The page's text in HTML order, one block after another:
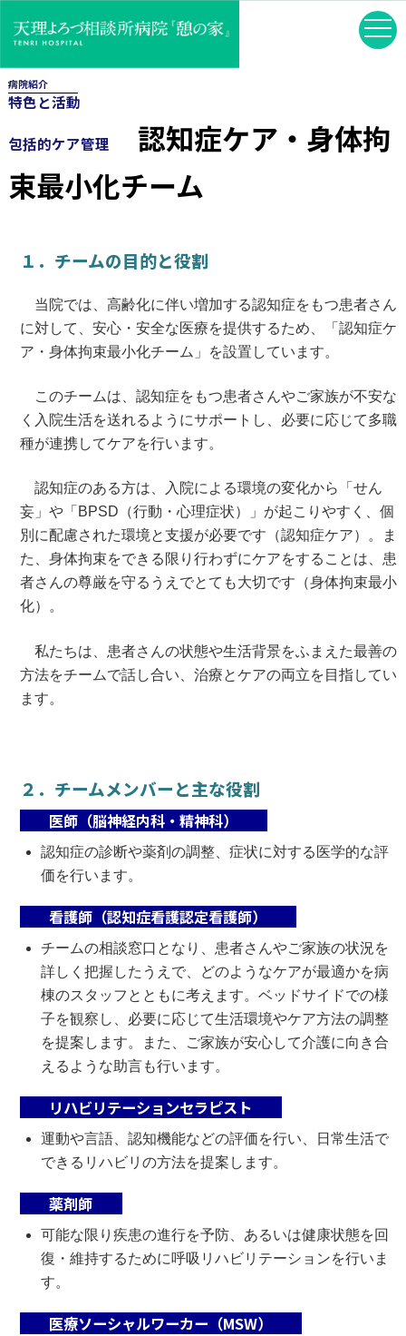
病院紹介
特色と活動
包括的ケア管理
認知症ケア・身体拘
束最小化チーム
１．チームの目的と役割
当院では、高齢化に伴い増加する認知症をもつ患者さん
に対して、安心・安全な医療を提供するため、「認知症ケ
ア・身体拘束最小化チーム」を設置しています。
このチームは、認知症をもつ患者さんやご家族が不安な
く入院生活を送れるようにサポートし、必要に応じて多職
種が連携してケアを行います。
認知症のある方は、入院による環境の変化から「せん
妄」や「BPSD（行動・心理症状）」が起こりやすく、個
別に配慮された環境と支援が必要です（認知症ケア）。ま
た、身体拘束をできる限り行わずにケアをすることは、患
者さんの尊厳を守るうえでとても大切です（身体拘束最小
化）。
私たちは、患者さんの状態や生活背景をふまえた最善の
方法をチームで話し合い、治療とケアの両立を目指してい
ます。
２．チームメンバーと主な役割
医師（脳神経内科・精神科）
認知症の診断や薬剤の調整、症状に対する医学的な評
価を行います。
看護師（認知症看護認定看護師）
チームの相談窓口となり、患者さんやご家族の状況を
詳しく把握したうえで、どのようなケアが最適かを病
棟のスタッフとともに考えます。ベッドサイドでの様
子を観察し、必要に応じて生活環境やケア方法の調整
を提案します。また、ご家族が安心して介護に向き合
えるような助言も行います。
リハビリテーションセラピスト
運動や言語、認知機能などの評価を行い、日常生活で
できるリハビリの方法を提案します。
薬剤師
可能な限り疾患の進行を予防、あるいは健康状態を回
復・維持するために呼吸リハビリテーションを行いま
す。
医療ソーシャルワーカー（MSW）